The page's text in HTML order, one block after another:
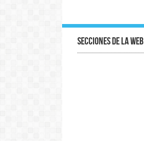
Secciones de la web